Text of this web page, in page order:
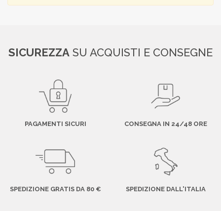
SICUREZZA SU ACQUISTI E CONSEGNE
PAGAMENTI SICURI CONSEGNA IN 24/48 ORE
SPEDIZIONE GRATIS DA 80 € SPEDIZIONE DALL'ITALIA